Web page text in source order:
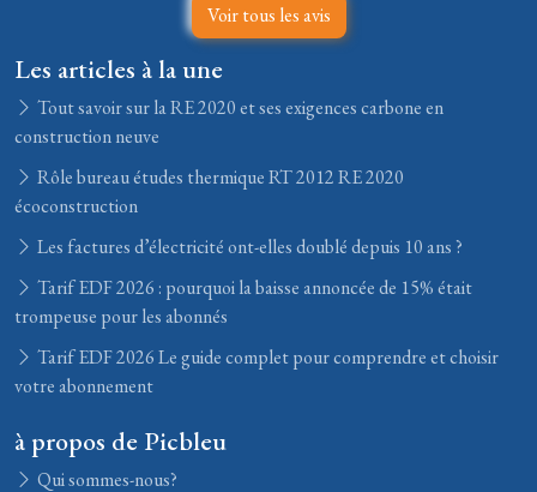
Voir tous les avis
Les articles à la une
Tout savoir sur la RE 2020 et ses exigences carbone en
construction neuve
Rôle bureau études thermique RT 2012 RE 2020
écoconstruction
Les factures d’électricité ont-elles doublé depuis 10 ans ?
Tarif EDF 2026 : pourquoi la baisse annoncée de 15% était
trompeuse pour les abonnés
Tarif EDF 2026 Le guide complet pour comprendre et choisir
votre abonnement
à propos de Picbleu
Qui sommes-nous?